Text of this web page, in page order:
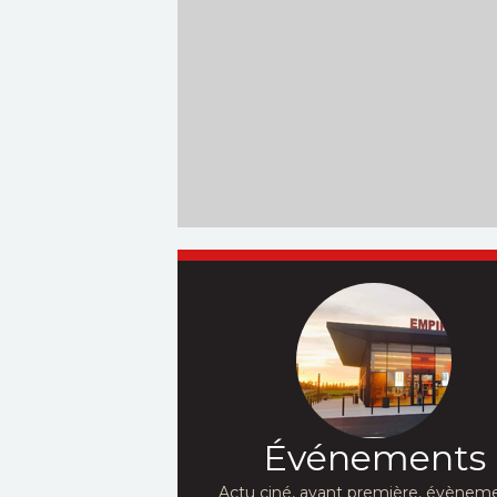
Événements
Actu ciné, avant première,